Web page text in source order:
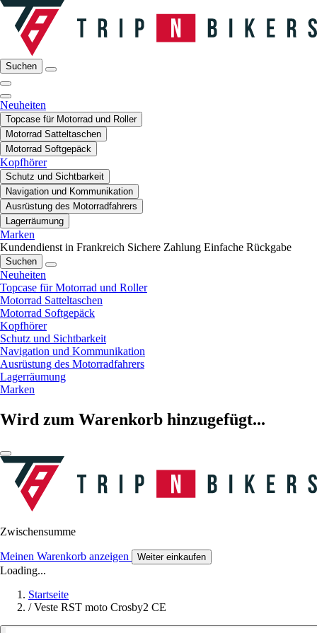
Suchen
Neuheiten
Topcase für Motorrad und Roller
Motorrad Satteltaschen
Motorrad Softgepäck
Kopfhörer
Schutz und Sichtbarkeit
Navigation und Kommunikation
Ausrüstung des Motorradfahrers
Lagerräumung
Marken
Kundendienst in Frankreich Sichere Zahlung Einfache Rückgabe
Suchen
Neuheiten
Topcase für Motorrad und Roller
Motorrad Satteltaschen
Motorrad Softgepäck
Kopfhörer
Schutz und Sichtbarkeit
Navigation und Kommunikation
Ausrüstung des Motorradfahrers
Lagerräumung
Marken
Wird zum Warenkorb hinzugefügt...
Zwischensumme
Meinen Warenkorb anzeigen Weiter einkaufen
Loading...
Startseite
/ Veste RST moto Crosby2 CE